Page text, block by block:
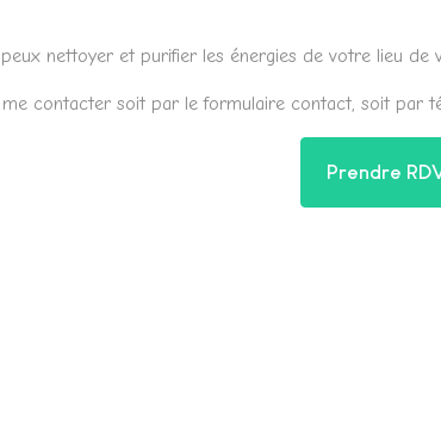
nettoyer et purifier les énergies de votre lieu de
contacter soit par le formulaire contact, soit par
Prendre